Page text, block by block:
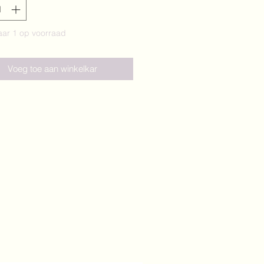
1 op voorraad
Voeg toe aan winkelkar